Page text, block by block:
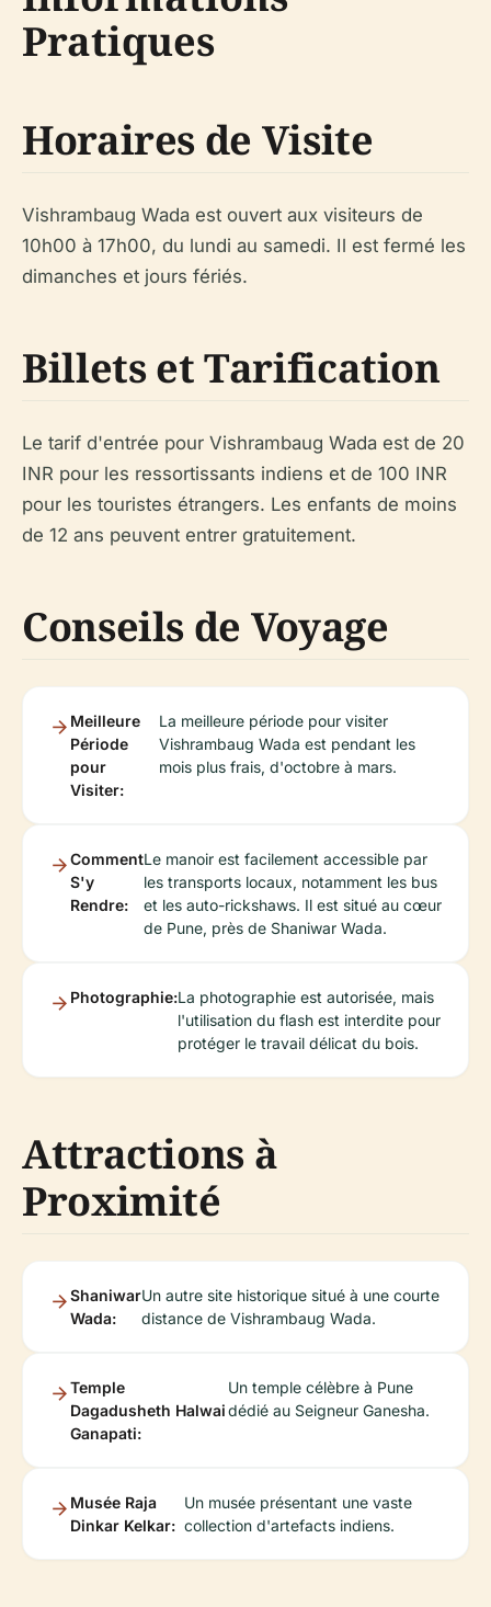
Pratiques
Horaires de Visite
Vishrambaug Wada est ouvert aux visiteurs de
10h00 à 17h00, du lundi au samedi. Il est fermé les
dimanches et jours fériés.
Billets et Tarification
Le tarif d'entrée pour Vishrambaug Wada est de 20
INR pour les ressortissants indiens et de 100 INR
pour les touristes étrangers. Les enfants de moins
de 12 ans peuvent entrer gratuitement.
Conseils de Voyage
Meilleure
Période
pour
Visiter:
La meilleure période pour visiter
Vishrambaug Wada est pendant les
mois plus frais, d'octobre à mars.
Comment
S'y
Rendre:
Le manoir est facilement accessible par
les transports locaux, notamment les bus
et les auto-rickshaws. Il est situé au cœur
de Pune, près de Shaniwar Wada.
Photographie:La photographie est autorisée, mais
l'utilisation du flash est interdite pour
protéger le travail délicat du bois.
Attractions à
Proximité
Shaniwar
Wada:
Un autre site historique situé à une courte
distance de Vishrambaug Wada.
Temple
Dagadusheth Halwai
Ganapati:
Un temple célèbre à Pune
dédié au Seigneur Ganesha.
Musée Raja
Dinkar Kelkar:
Un musée présentant une vaste
collection d'artefacts indiens.